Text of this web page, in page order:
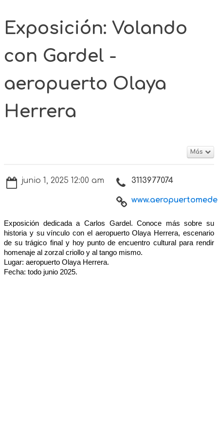
Exposición: Volando
con Gardel -
aeropuerto Olaya
Herrera
Más
junio 1, 2025 12:00 am 3113977074
Exposición dedicada a Carlos Gardel. Conoce más sobre su
historia y su vínculo con el aeropuerto Olaya Herrera, escenario
de su trágico final y hoy punto de encuentro cultural para rendir
homenaje al zorzal criollo y al tango mismo.
Lugar: aeropuerto Olaya Herrera.
Fecha: todo junio 2025.